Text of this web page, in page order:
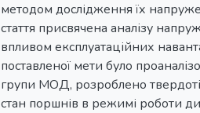
методом дослідження їх
стаття присвячена аналізу
впливом експлуатаційних
поставленої мети було
групи МОД, розроблено
стан поршнів в режимі роботи